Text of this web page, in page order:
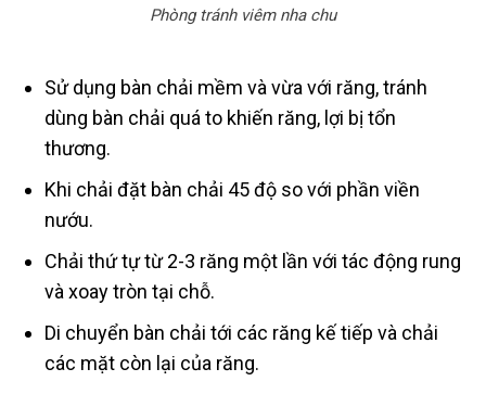
Phòng tránh viêm nha chu
Sử dụng bàn chải mềm và vừa với răng, tránh
dùng bàn chải quá to khiến răng, lợi bị tổn
thương.
Khi chải đặt bàn chải 45 độ so với phần viền
nướu.
Chải thứ tự từ 2-3 răng một lần với tác động rung
và xoay tròn tại chỗ.
Di chuyển bàn chải tới các răng kế tiếp và chải
các mặt còn lại của răng.